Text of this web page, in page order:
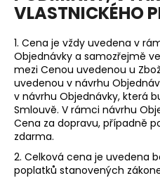
VLASTNICKÉHO
1. Cena je vždy uvedena v
Objednávky a samozřejmě
mezi Cenou uvedenou u
uvedenou v návrhu
v návrhu Objednávky, která
Smlouvě. V rámci návrhu
Cena za dopravu, případně
zdarma.
2. Celková cena je uvedena
poplatků stanovených